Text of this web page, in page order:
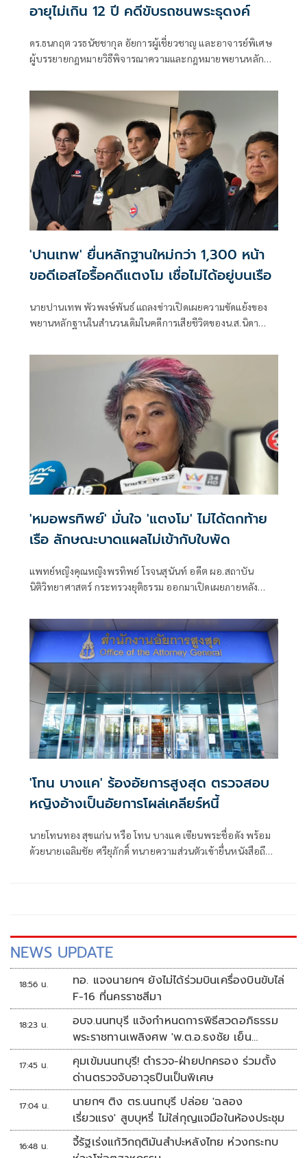
อายุไม่เกิน 12 ปี คดีขับรถชนพระธุดงค์
ดร.ธนกฤต วรธนัชชากุล อัยการผู้เชี่ยวชาญ และอาจารย์พิเศษ
ผู้บรรยายกฎหมายวิธีพิจารณาความและกฎหมายพยานหลัก
หลวง ได้ให้ความเห็นผ่านเฟซบุ๊คส่วนตัวเรื่อง เกร็ดความรู้
กฎหมาย การดำเนินคดีกรณีเด็กอายุไม่เกิน 12 ปี ทำความผิด
อาญา ว่า ตามที่ประมวลกฎหมายอาญา มาตรา 73 กำหนดให้
เด็กอายุไม่เกิน 12 ปี ที่กระทำความผิดไม่ต้องรับโทษ
'ปานเทพ' ยื่นหลักฐานใหม่กว่า 1,300 หน้า
ขอดีเอสไอรื้อคดีแตงโม เชื่อไม่ได้อยู่บนเรือ
นายปานเทพ พัวพงษ์พันธ์ แถลงข่าวเปิดเผยความขัดแย้งของ
พยานหลักฐานในสำนวนเดิมในคดีการเสียชีวิตของน.ส.นิดา
พิกัดดาวเทียม และรายงานดิจิทัลที่มีความหนากว่า 1,300 หน้า
ยื่นตรงต่ออธิบดีกรมสอบสวนคดีพิเศษ (ดีเอสไอ)
'หมอพรทิพย์' มั่นใจ 'แตงโม' ไม่ได้ตกท้าย
เรือ ลักษณะบาดแผลไม่เข้ากับใบพัด
แพทย์หญิงคุณหญิงพรทิพย์ โรจนสุนันท์ อดีต ผอ.สถาบัน
นิติวิทยาศาสตร์ กระทรวงยุติธรรม ออกมาเปิดเผยภายหลัง
เวช และแพทย์ผู้เชี่ยวชาญด้านศัลยกรรมตกแต่ง
'โทน บางแค' ร้องอัยการสูงสุด ตรวจสอบ
หญิงอ้างเป็นอัยการโผล่เคลียร์หนี้
นายโทนทอง สุขแก่น หรือ โทน บางแค เซียนพระชื่อดัง พร้อม
ด้วยนายเฉลิมชัย ศรียุภักดิ์ ทนายความส่วนตัวเข้ายื่นหนังสือถึง
NEWS UPDATE
18:56 น.
ทอ. แจงนายกฯ ยังไม่ได้ร่วมบินเครื่องบินขับไล่
F-16 ที่นครราชสีมา
18:23 น.
อบจ.นนทบุรี แจ้งกำหนดการพิธีสวดอภิธรรม
พระราชทานเพลิงศพ 'พ.ต.อ.ธงชัย เย็น
ประเสริฐ'
17:45 น.
คุมเข้มนนทบุรี! ตำรวจ-ฝ่ายปกครอง ร่วมตั้ง
ด่านตรวจจับอาวุธปืนเป็นพิเศษ
17:04 น.
นายกฯ ติง ตร.นนทบุรี ปล่อย 'ฉลอง
เรี่ยวแรง' สูบบุหรี่ ไม่ใส่กุญแจมือในห้องประชุม
16:48 น.
จี้รัฐเร่งแก้วิกฤติมันสำปะหลังไทย ห่วงกระทบ